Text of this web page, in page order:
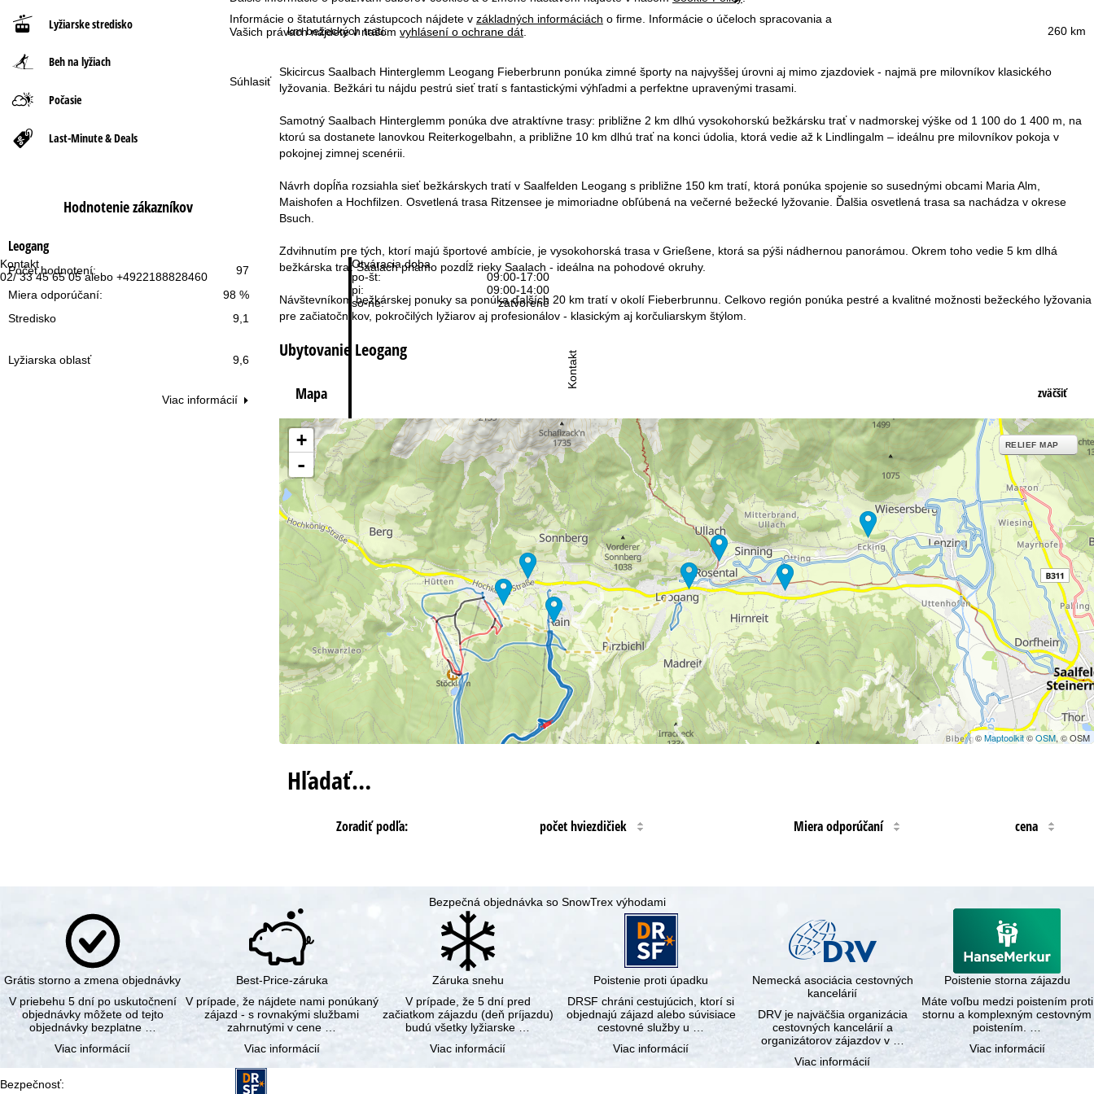
Informácie o štatutárnych zástupcoch nájdete v základných informáciách o firme. Informácie o účeloch spracovania a
Vašich právach nájdete v našom vyhlásení o ochrane dát
Súhlasiť
Kontakt
02/ 33 45 65 05 alebo +4922188828460
Otváracia doba
po-št:
09:00-17:00
pi:
09:00-14:00
so-ne:
zatvorené
Ku kontaktom
Kontakt
Lyžiarske stredisko
Beh na lyžiach
Počasie
Last-Minute & Deals
Hodnotenie zákazníkov
Leogang
97
Počet hodnotení:
98 %
Miera odporúčaní:
Stredisko
9,1
Lyžiarska oblasť 9,6
Viac informácií
n
s
r
á
k
a
260 km
km bežeckých tratí:
Skicircus Saalbach Hinterglemm Leogang Fieberbrunn ponúka zimné športy na najvyššej úrovni aj mimo zjazdoviek - najmä pre milovníkov klasického
lyžovania. Bežkári tu nájdu pestrú sieť tratí s fantastickými výhľadmi a perfektne upravenými trasami.
Samotný Saalbach Hinterglemm ponúka dve atraktívne trasy: približne 2 km dlhú vysokohorskú bežkársku trať v nadmorskej výške od 1 100 do 1 400 m, na
ktorú sa dostanete lanovkou Reiterkogelbahn, a približne 10 km dlhú trať na konci údolia, ktorá vedie až k Lindlingalm – ideálnu pre milovníkov pokoja v
pokojnej zimnej scenérii.
Návrh dopĺňa rozsiahla sieť bežkárskych tratí v Saalfelden Leogang s približne 150 km tratí, ktorá ponúka spojenie so susednými obcami Maria Alm,
Maishofen a Hochfilzen. Osvetlená trasa Ritzensee je mimoriadne obľúbená na večerné bežecké lyžovanie. Ďalšia osvetlená trasa sa nachádza v okrese
Bsuch.
Zdvihnutím pre tých, ktorí majú športové ambície, je vysokohorská trasa v Grießene, ktorá sa pýši nádhernou panorámou. Okrem toho vedie 5 km dlhá
bežkárska trať Saalach priamo pozdĺž rieky Saalach - ideálna na pohodové okruhy.
Návštevníkom bežkárskej ponuky sa ponúka ďalších 20 km tratí v okolí Fieberbrunnu. Celkovo región ponúka pestré a kvalitné možnosti bežeckého lyžovania
pre začiatočníkov, pokročilých lyžiarov aj profesionálov - klasickým aj korčuliarskym štýlom.
Ubytovanie Leogang
Mapa zväčšiť
+
-
RELIEF MAP
©Maptoolkit©OSM, © OSM
Hľadať…
Zoradiť podľa: počet hviezdičiek Miera odporúčaní cena
Bezpečná objednávka so SnowTrex výhodami
Grátis storno a zmena objednávky
V priebehu 5 dní po uskutočnení
objednávky môžete od tejto
objednávky bezplatne …
Viac informácií
Best-Price-záruka
V prípade, že nájdete nami ponúkaný
zájazd - s rovnakými službami
zahrnutými v cene …
Viac informácií
Záruka snehu
V prípade, že 5 dní pred
začiatkom zájazdu (deň príjazdu)
budú všetky lyžiarske …
Viac informácií
Poistenie proti úpadku
DRSF chráni cestujúcich, ktorí si
objednajú zájazd alebo súvisiace
cestovné služby u …
Viac informácií
Nemecká asociácia cestovných
kancelárií
DRV je najväčšia organizácia
cestovných kancelárií a
organizátorov zájazdov v …
Viac informácií
Poistenie storna zájazdu
Máte voľbu medzi poistením proti
stornu a komplexným cestovným
poistením. …
Viac informácií
Bezpečnosť: